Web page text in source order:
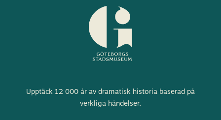
Göteborgs
stadsmuseum
Upptäck 12 000 år av dramatisk historia baserad på
verkliga händelser.